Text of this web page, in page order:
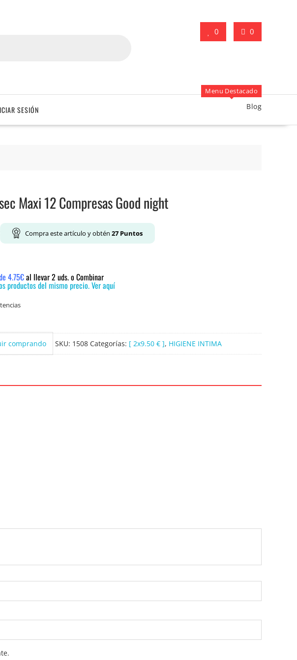
0 0
SESIÓN
Menu Destacado
Blog
Maxi 12 Compresas Good night
Compra este artículo y obtén 27 Puntos
4.75€al llevar 2 uds. o Combinar
productos del mismo precio. Ver aquí
comprando SKU: 1508 Categorías: [ 2x9.50 € ], HIGIENE INTIMA